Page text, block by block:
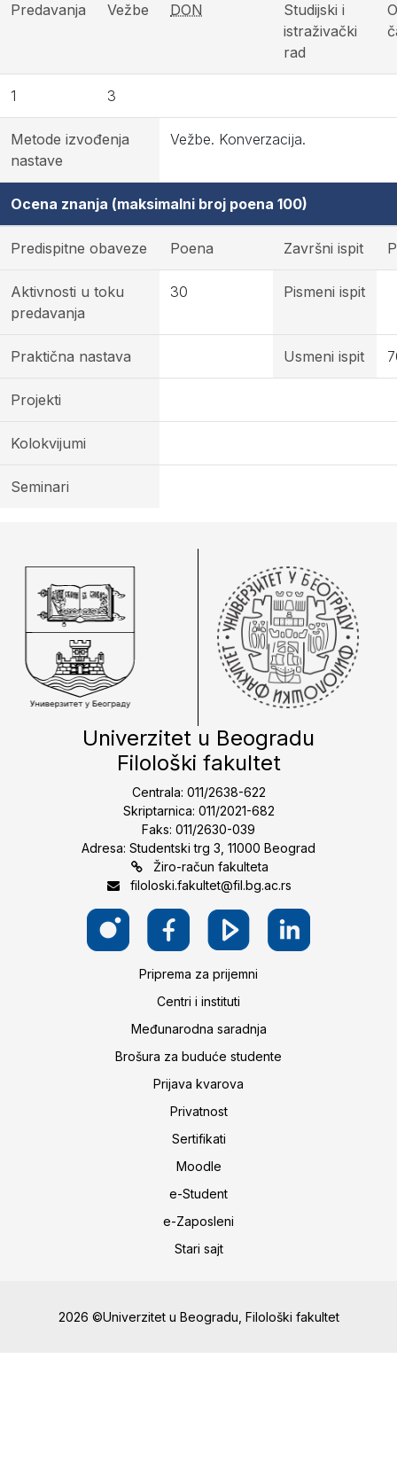
Predavanja Vežbe DON
Studijski i
istraživački
rad
1 3
Metode izvođenja
nastave
Vežbe. Konverzacija.
Ocena znanja (maksimalni broj poena 100)
Predispitne obaveze Poena Završni ispit
Aktivnosti u toku
predavanja
30 Pismeni ispit
Praktična nastava Usmeni ispit
Projekti
Kolokvijumi
Seminari
Univerzitet u Beogradu
Filološki fakultet
Centrala: 011/2638-622
Skriptarnica: 011/2021-682
Faks: 011/2630-039
Adresa: Studentski trg 3, 11000 Beograd
Žiro-račun fakulteta
filoloski.fakultet@fil.bg.ac.rs
Priprema za prijemni
Centri i instituti
Međunarodna saradnja
Brošura za buduće studente
Prijava kvarova
Privatnost
Sertifikati
Moodle
e-Student
e-Zaposleni
Stari sajt
2026 ©Univerzitet u Beogradu, Filološki fakultet